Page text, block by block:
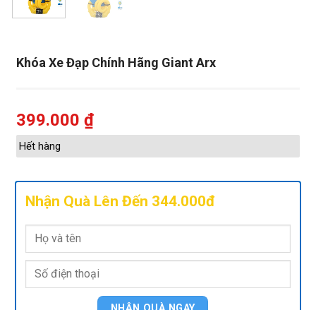
Khóa Xe Đạp Chính Hãng Giant Arx
399.000 ₫
Hết hàng
Nhận Quà Lên Đến 344.000đ